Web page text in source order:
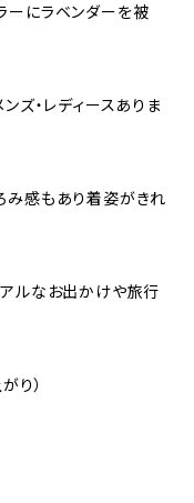
ーにラベンダーを被
ズ・レディースありま
み感もあり着姿がきれ
アルなお出かけや旅行
り）